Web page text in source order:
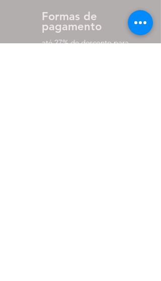
Formas de
pagamento
até 27% de desconto para